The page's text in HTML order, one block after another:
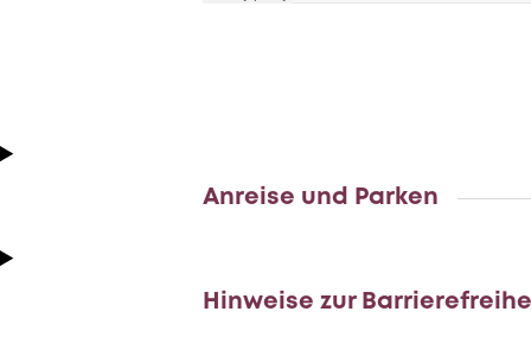
Anreise und Parken
Hinweise zur